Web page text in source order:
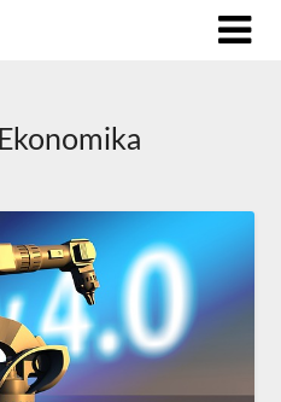
Ekonomika